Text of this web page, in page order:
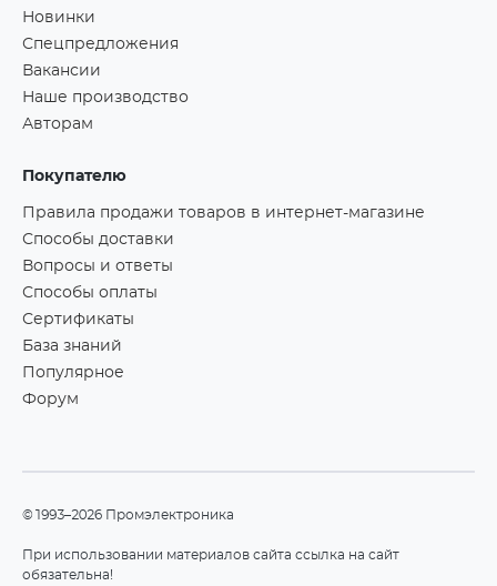
Новинки
Спецпредложения
Вакансии
Наше производство
Авторам
Покупателю
Правила продажи товаров в интернет-магазине
Способы доставки
Вопросы и ответы
Способы оплаты
Сертификаты
База знаний
Популярное
Форум
©1993–2026 Промэлектроника
При использовании материалов сайта ссылка на сайт
обязательна!